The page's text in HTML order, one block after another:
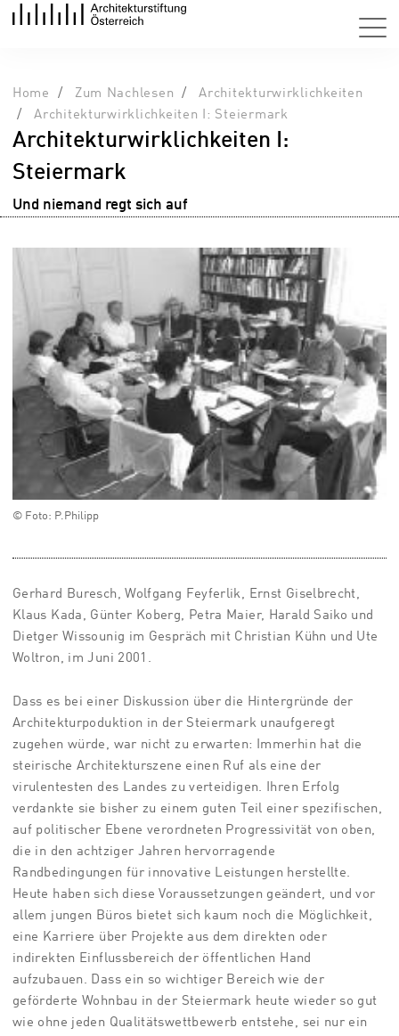
Home Zum Nachlesen
Architekturwirklichkeiten
Architekturwirklichkeiten I: Steiermark
Architekturwirklichkeiten I:
Steiermark
Und niemand regt sich auf
© Foto: P.Philipp
Gerhard Buresch, Wolfgang Feyferlik, Ernst Giselbrecht,
Klaus Kada, Günter Koberg, Petra Maier, Harald Saiko und
Dietger Wissounig im Gespräch mit Christian Kühn und Ute
Woltron, im Juni 2001.
Dass es bei einer Diskussion über die Hintergründe der
Architekturpoduktion in der Steiermark unaufgeregt
zugehen würde, war nicht zu erwarten: Immerhin hat die
steirische Architekturszene einen Ruf als eine der
virulentesten des Landes zu verteidigen. Ihren Erfolg
verdankte sie bisher zu einem guten Teil einer spezifischen,
auf politischer Ebene verordneten Progressivität von oben,
die in den achtziger Jahren hervorragende
Randbedingungen für innovative Leistungen herstellte.
Heute haben sich diese Voraussetzungen geändert, und vor
allem jungen Büros bietet sich kaum noch die Möglichkeit,
eine Karriere über Projekte aus dem direkten oder
indirekten Einflussbereich der öffentlichen Hand
aufzubauen. Dass ein so wichtiger Bereich wie der
geförderte Wohnbau in der Steiermark heute wieder so gut
wie ohne jeden Qualitätswettbewerb entstehe, sei nur ein